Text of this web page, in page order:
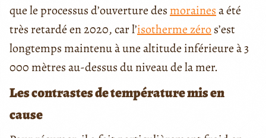
que le processus d’ouverture desmorainesa été
très retardé en 2020, car l’isotherme zéros’est
longtemps maintenu à une altitude inférieure à 3
000 mètres au-dessus du niveau de la mer.
Les contrastes de température mis en
cause